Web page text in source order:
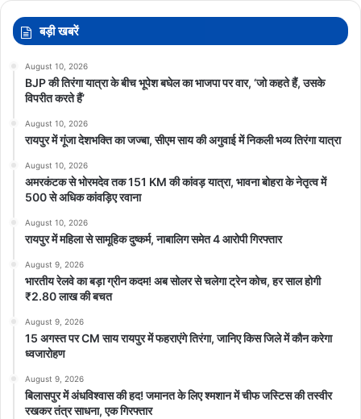
बड़ी खबरें
August 10, 2026
BJP की तिरंगा यात्रा के बीच भूपेश बघेल का भाजपा पर वार, ‘जो कहते हैं, उसके
विपरीत करते हैं’
August 10, 2026
रायपुर में गूंजा देशभक्ति का जज्बा, सीएम साय की अगुवाई में निकली भव्य तिरंगा यात्रा
August 10, 2026
अमरकंटक से भोरमदेव तक 151 KM की कांवड़ यात्रा, भावना बोहरा के नेतृत्व में
500 से अधिक कांवड़िए रवाना
August 10, 2026
रायपुर में महिला से सामूहिक दुष्कर्म, नाबालिग समेत 4 आरोपी गिरफ्तार
August 9, 2026
भारतीय रेलवे का बड़ा ग्रीन कदम! अब सोलर से चलेगा ट्रेन कोच, हर साल होगी
₹2.80 लाख की बचत
August 9, 2026
15 अगस्त पर CM साय रायपुर में फहराएंगे तिरंगा, जानिए किस जिले में कौन करेगा
ध्वजारोहण
August 9, 2026
बिलासपुर में अंधविश्वास की हद! जमानत के लिए श्मशान में चीफ जस्टिस की तस्वीर
रखकर तंत्र साधना, एक गिरफ्तार